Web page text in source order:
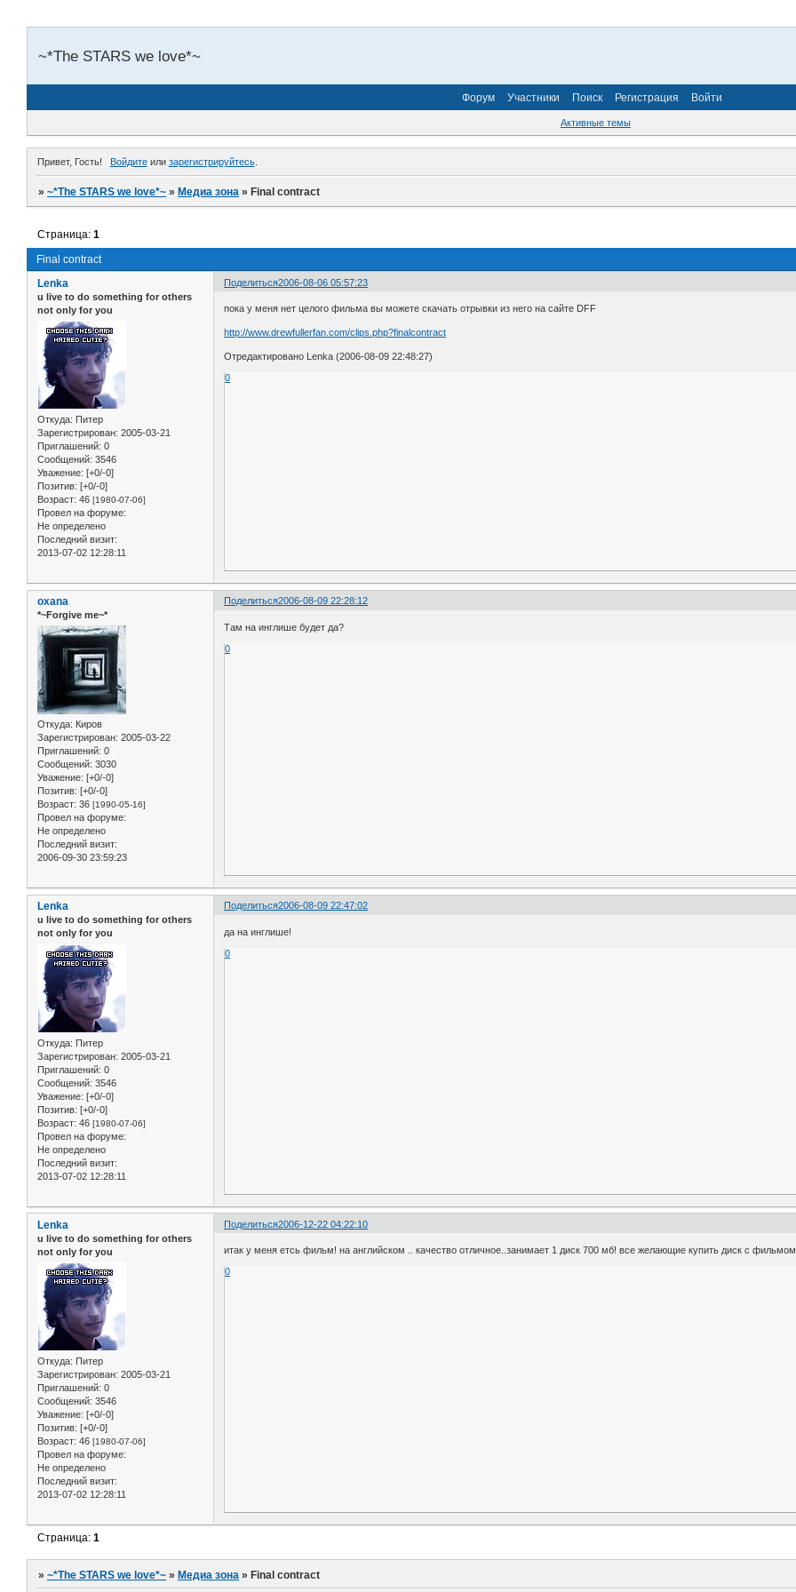
~*The STARS we love*~
Форум Участники Поиск Регистрация Войти
Активные темы
Привет, Гость! Войдитеили зарегистрируйтесь.
»~*The STARS we love*~ »Медиа зона »Final contract
Final contract
Страница:1
Поделиться2006-08-06 05:57:23
Lenka
u live to do something for others
not only for you
Откуда: Питер
Зарегистрирован: 2005-03-21
Приглашений: 0
Сообщений: 3546
Уважение: [+0/-0]
Позитив: [+0/-0]
Возраст: 46 [1980-07-06]
Провел на форуме:
Не определено
Последний визит:
2013-07-02 12:28:11
пока у меня нет целого фильма вы можете скачать отрывки из него на сайте DFF
http://www.drewfullerfan.com/clips.php?finalcontract
Отредактировано Lenka (2006-08-09 22:48:27)
0
Поделиться2006-08-09 22:28:12
oxana
*~Forgive me~*
Откуда: Киров
Зарегистрирован: 2005-03-22
Приглашений: 0
Сообщений: 3030
Уважение: [+0/-0]
Позитив: [+0/-0]
Возраст: 36 [1990-05-16]
Провел на форуме:
Не определено
Последний визит:
2006-09-30 23:59:23
Там на инглише будет да?
0
Поделиться2006-08-09 22:47:02
Lenka
u live to do something for others
not only for you
Откуда: Питер
Зарегистрирован: 2005-03-21
Приглашений: 0
Сообщений: 3546
Уважение: [+0/-0]
Позитив: [+0/-0]
Возраст: 46 [1980-07-06]
Провел на форуме:
Не определено
Последний визит:
2013-07-02 12:28:11
да на инглише!
0
Поделиться2006-12-22 04:22:10
Lenka
u live to do something for others
not only for you
Откуда: Питер
Зарегистрирован: 2005-03-21
Приглашений: 0
Сообщений: 3546
Уважение: [+0/-0]
Позитив: [+0/-0]
Возраст: 46 [1980-07-06]
Провел на форуме:
Не определено
Последний визит:
2013-07-02 12:28:11
итак у меня етсь фильм! на английском .. качество отличное..занимает 1 диск 700 мб! все желающие купить диск с
0
Страница:1
»~*The STARS we love*~ »Медиа зона »Final contract